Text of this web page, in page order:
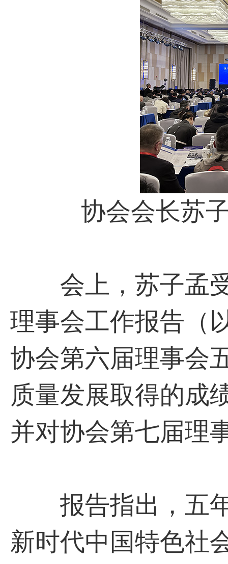
协会会长苏子
会上，苏子孟受
理事会工作报告（
协会第六届理事会
质量发展取得的成
并对协会第七届理
报告指出，五年
新时代中国特色社